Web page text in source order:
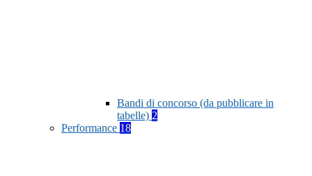
Bandi di concorso (da pubblicare in
tabelle) 2
Performance 18